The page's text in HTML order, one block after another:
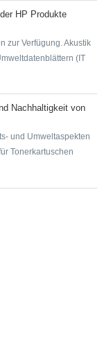
HP Produkte
zur Verfügung. Akustik
(IT
Nachhaltigkeit von
und Umweltaspekten
Tonerkartuschen